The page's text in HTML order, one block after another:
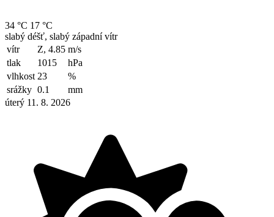
34 °C 17 °C
slabý déšť, slabý západní vítr
vítr
Z, 4.85 m/s
tlak
1015
hPa
vlhkost 23
%
srážky 0.1
mm
úterý 11. 8. 2026